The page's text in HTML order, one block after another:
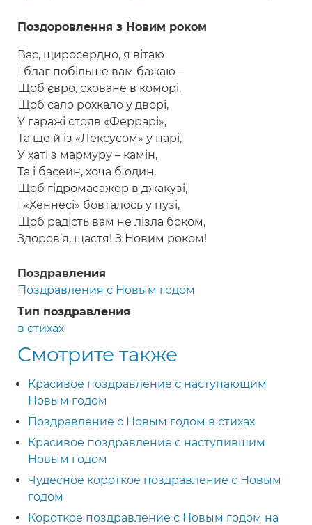
Поздоровлення з Новим роком
Вас, щиросердно, я вітаю
І благ побільше вам бажаю –
Щоб євро, сховане в коморі,
Щоб сало рохкало у дворі,
У гаражі стояв «Феррарі»,
Та ще й із «Лексусом» у парі,
У хаті з мармуру – камін,
Та і басейн, хоча б один,
Щоб гідромасажер в джакузі,
І «Хеннесі» бовталось у пузі,
Щоб радість вам не лізла боком,
Здоров’я, щастя! З Новим роком!
Поздравления
Поздравления с Новым годом
Тип поздравления
в стихах
Смотрите также
Красивое поздравление с наступающим
Новым годом
Поздравление с Новым годом в стихах
Красивое поздравление с наступившим
Новым годом
Чудесное короткое поздравление с Новым
годом
Короткое поздравление с Новым годом на